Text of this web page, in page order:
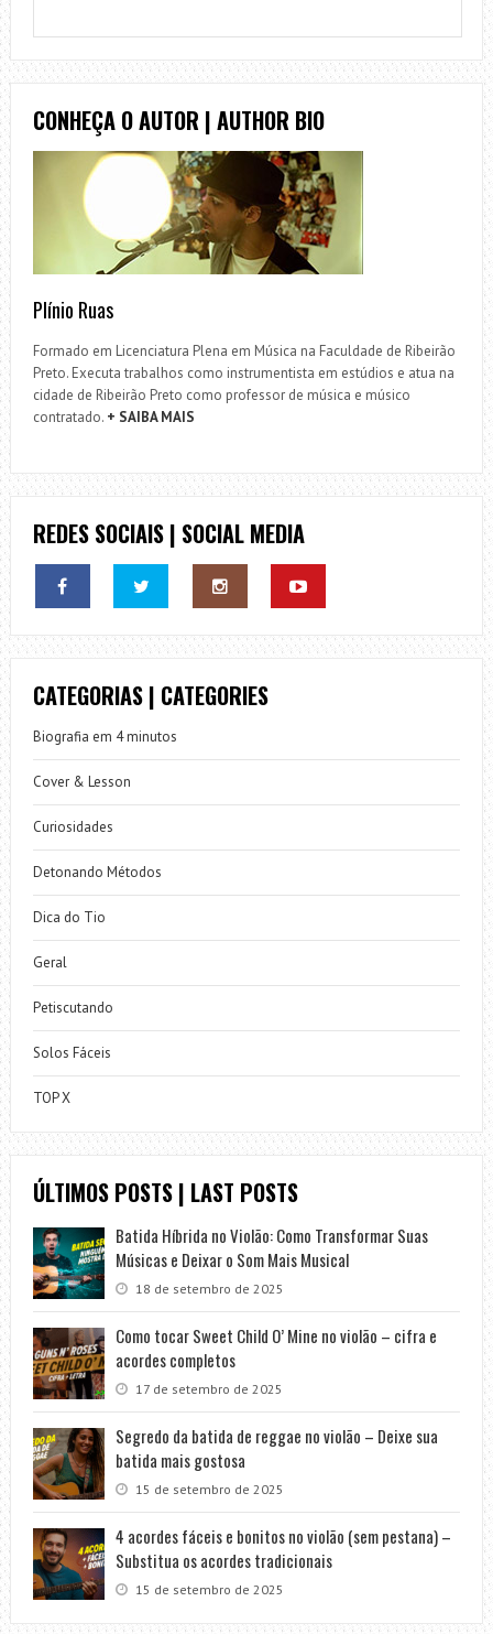
CONHEÇA O AUTOR | AUTHOR BIO
Plínio Ruas
Formado em Licenciatura Plena em Música na Faculdade de Ribeirão
Preto. Executa trabalhos como instrumentista em estúdios e atua na
cidade de Ribeirão Preto como professor de música e músico
contratado. + SAIBA MAIS
REDES SOCIAIS | SOCIAL MEDIA
CATEGORIAS | CATEGORIES
Biografia em 4 minutos
Cover & Lesson
Curiosidades
Detonando Métodos
Dica do Tio
Geral
Petiscutando
Solos Fáceis
TOP X
ÚLTIMOS POSTS | LAST POSTS
Batida Híbrida no Violão: Como Transformar Suas
Músicas e Deixar o Som Mais Musical
18 de setembro de 2025
Como tocar Sweet Child O’ Mine no violão – cifra e
acordes completos
17 de setembro de 2025
Segredo da batida de reggae no violão – Deixe sua
batida mais gostosa
15 de setembro de 2025
4 acordes fáceis e bonitos no violão (sem pestana) –
Substitua os acordes tradicionais
15 de setembro de 2025